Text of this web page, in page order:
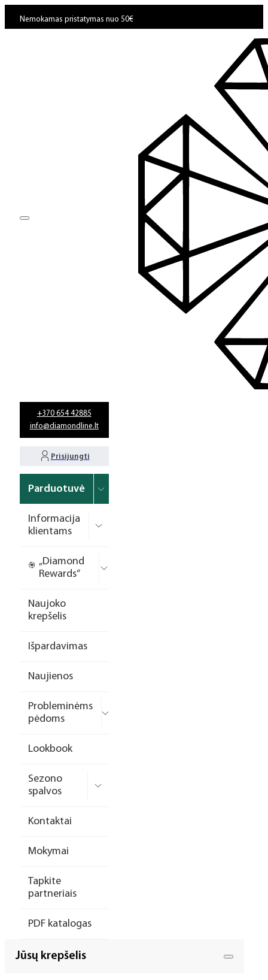
Nemokamas pristatymas nuo 50€
+370 654 42885
info@diamondline.lt
Prisijungti
Parduotuvė
Informacija
klientams
„Diamond
Rewards“
Naujoko
krepšelis
Išpardavimas
Naujienos
Probleminėms
pėdoms
Lookbook
Sezono
spalvos
Kontaktai
Mokymai
Tapkite
partneriais
PDF katalogas
Jūsų krepšelis